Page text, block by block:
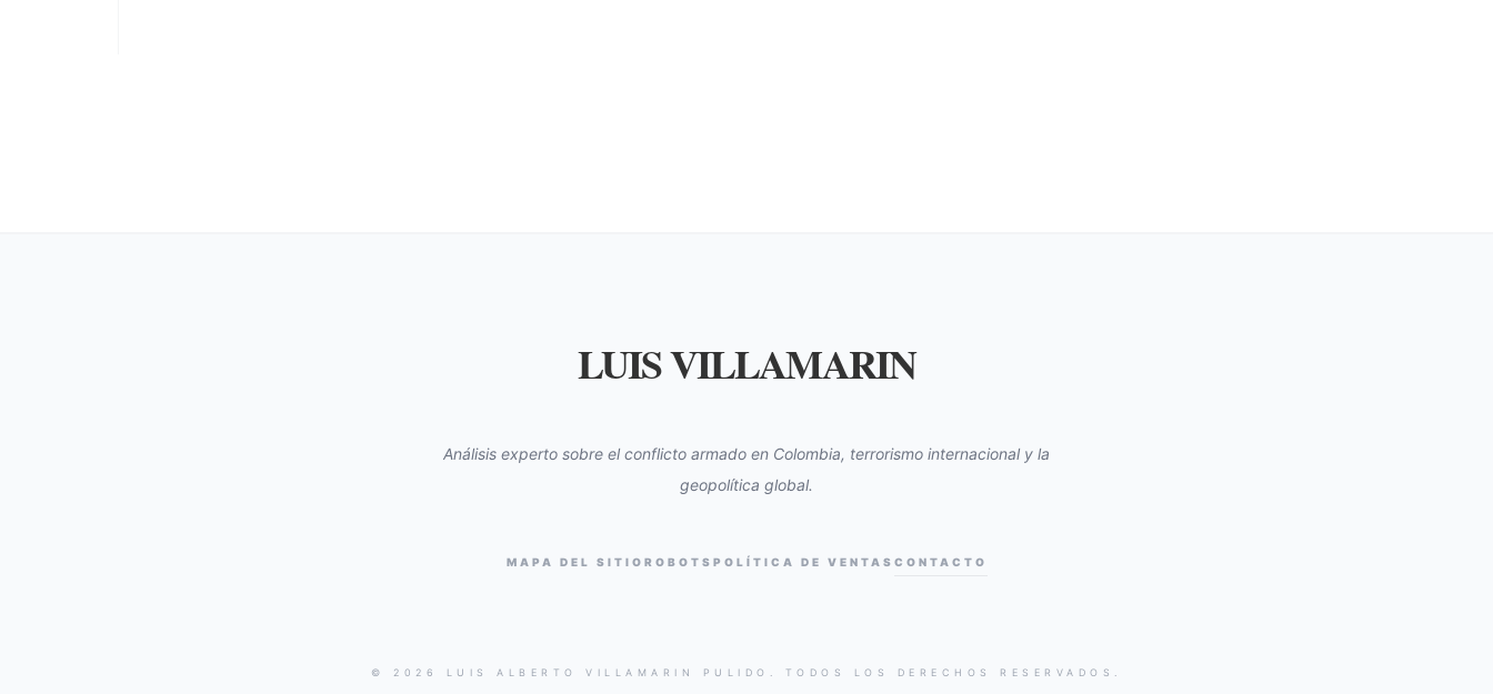
LUIS VILLAMARIN
Análisis experto sobre el conflicto armado en Colombia, terrorismo internacional y la
geopolítica global.
MAPA DEL SITIO ROBOTS POLÍTICA DE VENTAS CONTACTO
© 2026 LUIS ALBERTO VILLAMARIN PULIDO. TODOS LOS DERECHOS RESERVADOS.